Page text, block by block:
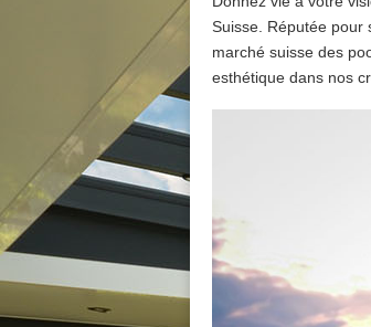
Suisse. Réputée pour
marché suisse des
esthétique dans nos